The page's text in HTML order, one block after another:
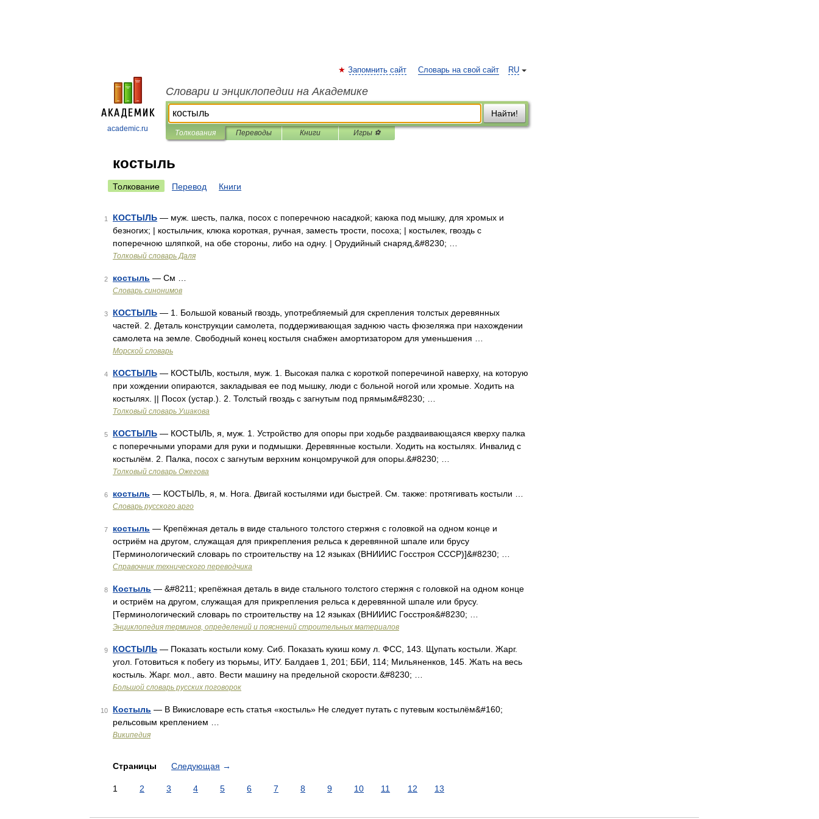
academic.ru
RU
Запомнить сайт Словарь на свой сайт
Словари и энциклопедии на Академике
Найти!
Толкования Переводы Книги Игры ⚽
костыль
Толкование Перевод Книги
1 КОСТЫЛЬ — муж. шесть, палка, посох с поперечною насадкой; каюка под мышку, для хромых и
безногих; | костыльчик, клюка короткая, ручная, заместь трости, посоха; | костылек, гвоздь с
поперечною шляпкой, на обе стороны, либо на одну. | Орудийный снаряд,&#8230; …
Толковый словарь Даля
2 костыль — См …
Словарь синонимов
3 КОСТЫЛЬ — 1. Большой кованый гвоздь, употребляемый для скрепления толстых деревянных
частей. 2. Деталь конструкции самолета, поддерживающая заднюю часть фюзеляжа при нахождении
самолета на земле. Свободный конец костыля снабжен амортизатором для уменьшения …
Морской словарь
4 КОСТЫЛЬ — КОСТЫЛЬ, костыля, муж. 1. Высокая палка с короткой поперечиной наверху, на которую
при хождении опираются, закладывая ее под мышку, люди с больной ногой или хромые. Ходить на
костылях. || Посох (устар.). 2. Толстый гвоздь с загнутым под прямым&#8230; …
Толковый словарь Ушакова
5 КОСТЫЛЬ — КОСТЫЛЬ, я, муж. 1. Устройство для опоры при ходьбе раздваивающаяся кверху палка
с поперечными упорами для руки и подмышки. Деревянные костыли. Ходить на костылях. Инвалид с
костылём. 2. Палка, посох с загнутым верхним концомручкой для опоры.&#8230; …
Толковый словарь Ожегова
6 костыль — КОСТЫЛЬ, я, м. Нога. Двигай костылями иди быстрей. См. также: протягивать костыли …
Словарь русского арго
7 костыль — Крепёжная деталь в виде стального толстого стержня с головкой на одном конце и
остриём на другом, служащая для прикрепления рельса к деревянной шпале или брусу
[Терминологический словарь по строительству на 12 языках (ВНИИИС Госстроя СССР)]&#8230; …
Справочник технического переводчика
8 Костыль — &#8211; крепёжная деталь в виде стального толстого стержня с головкой на одном конце
и остриём на другом, служащая для прикрепления рельса к деревянной шпале или брусу.
[Терминологический словарь по строительству на 12 языках (ВНИИИС Госстроя&#8230; …
Энциклопедия терминов, определений и пояснений строительных материалов
9 КОСТЫЛЬ — Показать костыли кому. Сиб. Показать кукиш кому л. ФСС, 143. Щупать костыли. Жарг.
угол. Готовиться к побегу из тюрьмы, ИТУ. Балдаев 1, 201; ББИ, 114; Мильяненков, 145. Жать на весь
костыль. Жарг. мол., авто. Вести машину на предельной скорости.&#8230; …
Большой словарь русских поговорок
10 Костыль — В Викисловаре есть статья «костыль» Не следует путать с путевым костылём&#160;
рельсовым креплением …
Википедия
Страницы Следующая →
1 2 3 4 5 6 7 8 9 10 11 12 13